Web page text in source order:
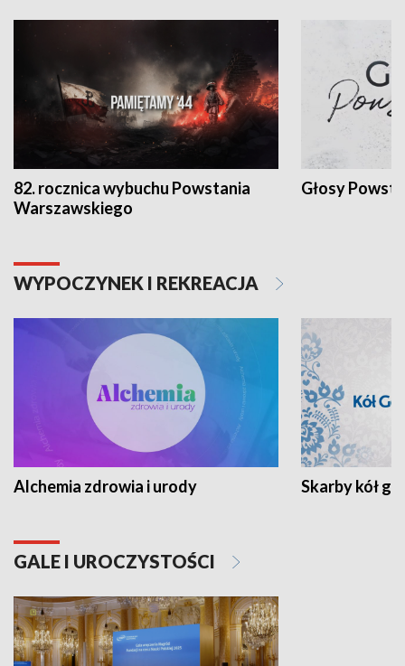
82. rocznica wybuchu Powstania
Warszawskiego
Głosy
WYPOCZYNEK I REKREACJA
Alchemia zdrowia i urody Skarby kół
GALE I UROCZYSTOŚCI